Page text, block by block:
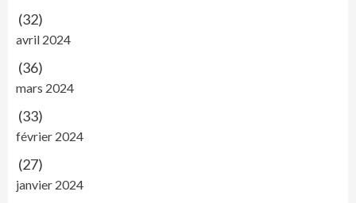
(32)
avril 2024
(36)
mars 2024
(33)
février 2024
(27)
janvier 2024